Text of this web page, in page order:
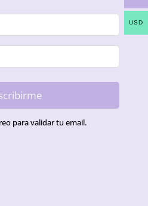
para validar tu email.
USD